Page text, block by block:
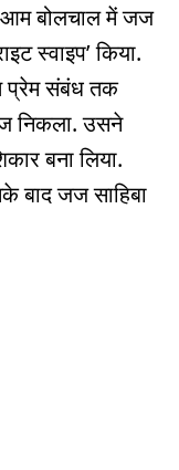
बोलचाल में जज
स्वाइप’ किया.
प्रेम संबंध तक
निकला. उसने
बना लिया.
बाद जज साहिबा